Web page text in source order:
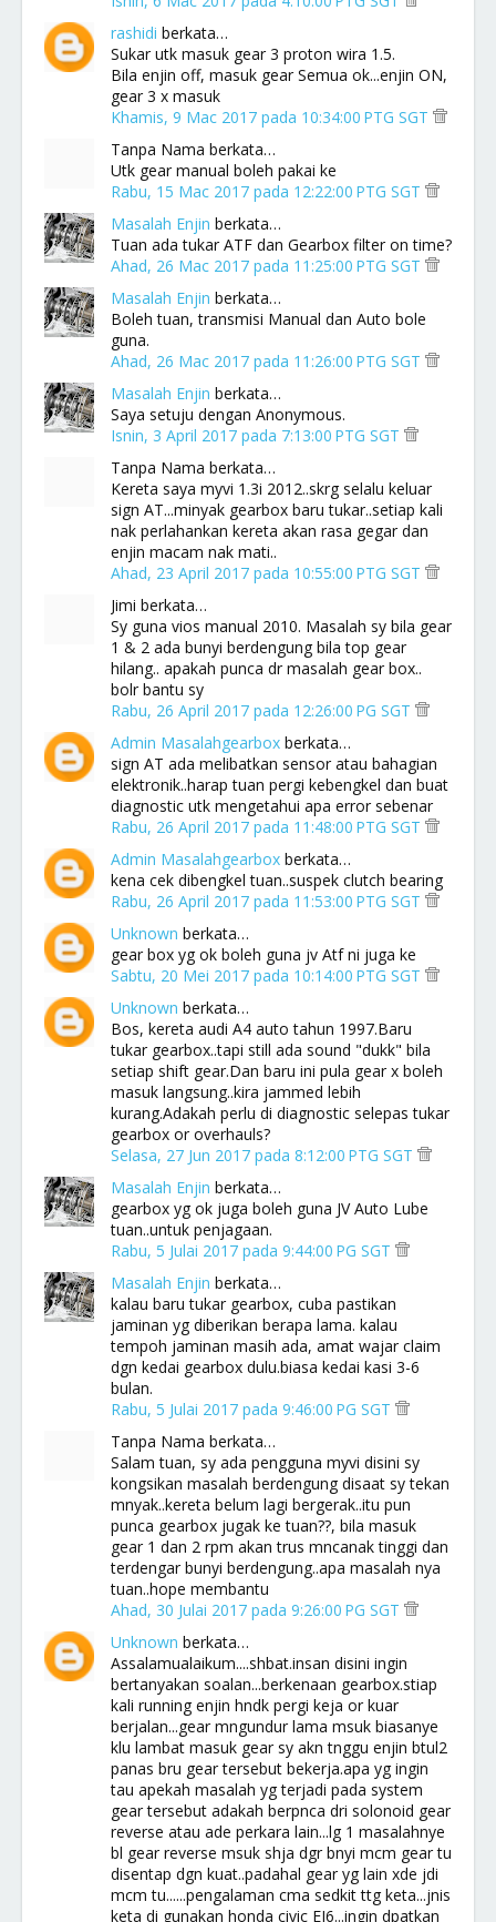
rashidi berkata…
Sukar utk masuk gear 3 proton wira 1.5.
Bila enjin off, masuk gear Semua ok...enjin ON,
gear 3 x masuk
Khamis, 9 Mac 2017 pada 10:34:00 PTG SGT
Tanpa Nama berkata…
Utk gear manual boleh pakai ke
Rabu, 15 Mac 2017 pada 12:22:00 PTG SGT
Masalah Enjin berkata…
Tuan ada tukar ATF dan Gearbox filter on time?
Ahad, 26 Mac 2017 pada 11:25:00 PTG SGT
Masalah Enjin berkata…
Boleh tuan, transmisi Manual dan Auto bole
guna.
Ahad, 26 Mac 2017 pada 11:26:00 PTG SGT
Masalah Enjin berkata…
Saya setuju dengan Anonymous.
Isnin, 3 April 2017 pada 7:13:00 PTG SGT
Tanpa Nama berkata…
Kereta saya myvi 1.3i 2012..skrg selalu keluar
sign AT...minyak gearbox baru tukar..setiap kali
nak perlahankan kereta akan rasa gegar dan
enjin macam nak mati..
Ahad, 23 April 2017 pada 10:55:00 PTG SGT
Jimi berkata…
Sy guna vios manual 2010. Masalah sy bila gear
1 & 2 ada bunyi berdengung bila top gear
hilang.. apakah punca dr masalah gear box..
bolr bantu sy
Rabu, 26 April 2017 pada 12:26:00 PG SGT
Admin Masalahgearbox berkata…
sign AT ada melibatkan sensor atau bahagian
elektronik..harap tuan pergi kebengkel dan buat
diagnostic utk mengetahui apa error sebenar
Rabu, 26 April 2017 pada 11:48:00 PTG SGT
Admin Masalahgearbox berkata…
kena cek dibengkel tuan..suspek clutch bearing
Rabu, 26 April 2017 pada 11:53:00 PTG SGT
Unknown berkata…
gear box yg ok boleh guna jv Atf ni juga ke
Sabtu, 20 Mei 2017 pada 10:14:00 PTG SGT
Unknown berkata…
Bos, kereta audi A4 auto tahun 1997.Baru
tukar gearbox..tapi still ada sound "dukk" bila
setiap shift gear.Dan baru ini pula gear x boleh
masuk langsung..kira jammed lebih
kurang.Adakah perlu di diagnostic selepas tukar
gearbox or overhauls?
Selasa, 27 Jun 2017 pada 8:12:00 PTG SGT
Masalah Enjin berkata…
gearbox yg ok juga boleh guna JV Auto Lube
tuan..untuk penjagaan.
Rabu, 5 Julai 2017 pada 9:44:00 PG SGT
Masalah Enjin berkata…
kalau baru tukar gearbox, cuba pastikan
jaminan yg diberikan berapa lama. kalau
tempoh jaminan masih ada, amat wajar claim
dgn kedai gearbox dulu.biasa kedai kasi 3-6
bulan.
Rabu, 5 Julai 2017 pada 9:46:00 PG SGT
Tanpa Nama berkata…
Salam tuan, sy ada pengguna myvi disini sy
kongsikan masalah berdengung disaat sy tekan
mnyak..kereta belum lagi bergerak..itu pun
punca gearbox jugak ke tuan??, bila masuk
gear 1 dan 2 rpm akan trus mncanak tinggi dan
terdengar bunyi berdengung..apa masalah nya
tuan..hope membantu
Ahad, 30 Julai 2017 pada 9:26:00 PG SGT
Unknown berkata…
Assalamualaikum....shbat.insan disini ingin
bertanyakan soalan...berkenaan gearbox.stiap
kali running enjin hndk pergi keja or kuar
berjalan...gear mngundur lama msuk biasanye
klu lambat masuk gear sy akn tnggu enjin btul2
panas bru gear tersebut bekerja.apa yg ingin
tau apekah masalah yg terjadi pada system
gear tersebut adakah berpnca dri solonoid gear
reverse atau ade perkara lain...lg 1 masalahnye
bl gear reverse msuk shja dgr bnyi mcm gear tu
disentap dgn kuat..padahal gear yg lain xde jdi
mcm tu......pengalaman cma sedkit ttg keta...jnis
keta di gunakan honda civic EJ6...ingin dpatkan